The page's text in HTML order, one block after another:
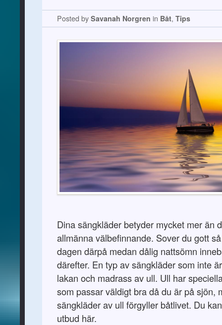
Posted bySavanah Norgren in Båt,Tips
Dina sängkläder betyder mycket mer än
allmänna välbefinnande. Sover du gott
dagen därpå medan dålig nattsömn
därefter. En typ av sängkläder som inte
lakan och madrass av ull. Ull har
som passar väldigt bra då du är på sjön,
sängkläder av ull förgyller båtlivet. Du
utbud här.